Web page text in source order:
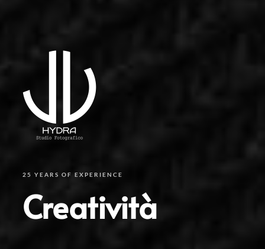
25 YEARS OF EXPERIENCE
Creatività